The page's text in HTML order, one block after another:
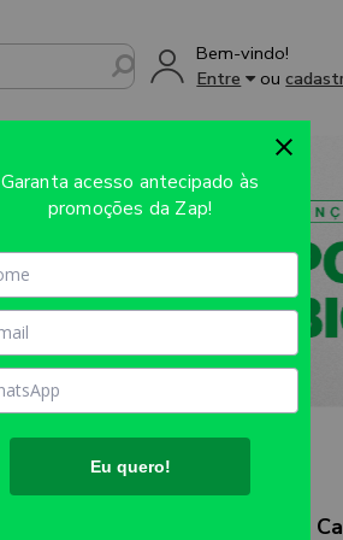
Bem-vindo!
Entre
ou
Garanta acesso antecipado às
promoções da Zap!
Eu quero!